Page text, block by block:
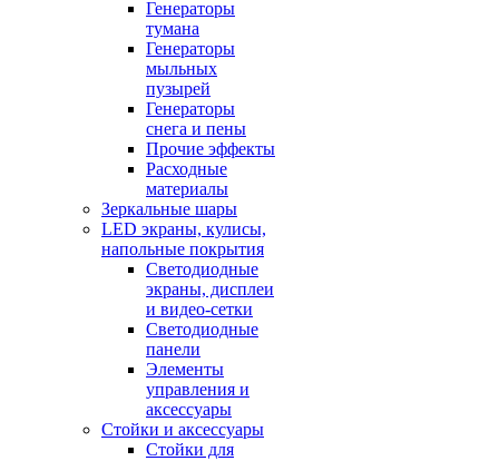
Генераторы
тумана
Генераторы
мыльных
пузырей
Генераторы
снега и пены
Прочие эффекты
Расходные
материалы
Зеркальные шары
LED экраны, кулисы,
напольные покрытия
Светодиодные
экраны, дисплеи
и видео-сетки
Светодиодные
панели
Элементы
управления и
аксессуары
Стойки и аксессуары
Стойки для